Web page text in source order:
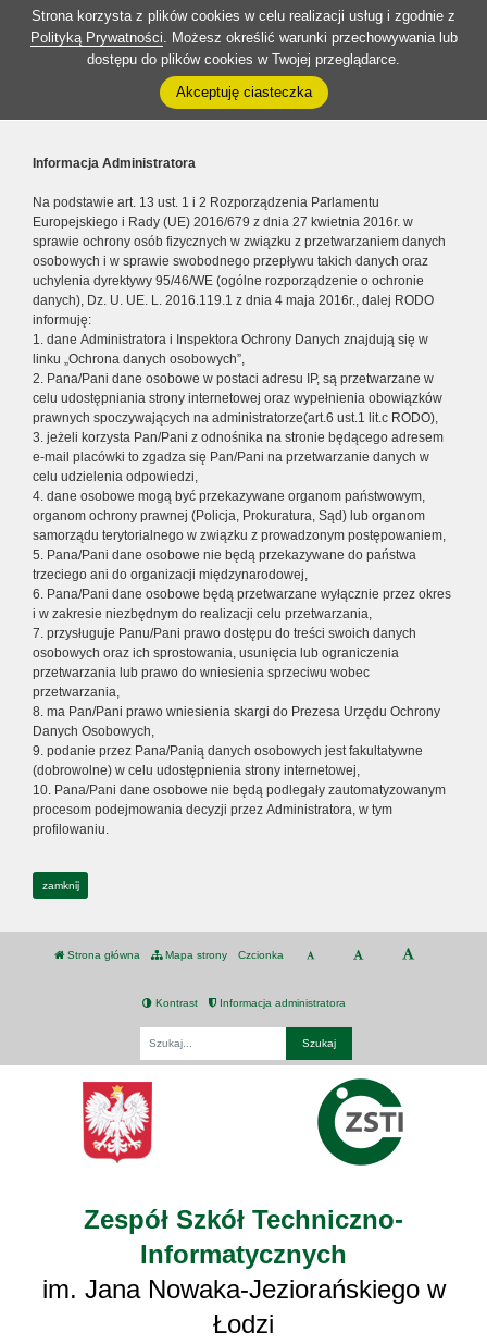
Strona korzysta z plików cookies w celu realizacji usług i zgodnie z
Polityką Prywatności. Możesz określić warunki przechowywania lub
dostępu do plików cookies w Twojej przeglądarce.
Akceptuję ciasteczka
Informacja Administratora
Na podstawie art. 13 ust. 1 i 2 Rozporządzenia Parlamentu
Europejskiego i Rady (UE) 2016/679 z dnia 27 kwietnia 2016r. w
sprawie ochrony osób fizycznych w związku z przetwarzaniem danych
osobowych i w sprawie swobodnego przepływu takich danych oraz
uchylenia dyrektywy 95/46/WE (ogólne rozporządzenie o ochronie
danych), Dz. U. UE. L. 2016.119.1 z dnia 4 maja 2016r., dalej RODO
informuję:
1. dane Administratora i Inspektora Ochrony Danych znajdują się w
linku „Ochrona danych osobowych”,
2. Pana/Pani dane osobowe w postaci adresu IP, są przetwarzane w
celu udostępniania strony internetowej oraz wypełnienia obowiązków
prawnych spoczywających na administratorze(art.6 ust.1 lit.c RODO),
3. jeżeli korzysta Pan/Pani z odnośnika na stronie będącego adresem
e-mail placówki to zgadza się Pan/Pani na przetwarzanie danych w
celu udzielenia odpowiedzi,
4. dane osobowe mogą być przekazywane organom państwowym,
organom ochrony prawnej (Policja, Prokuratura, Sąd) lub organom
samorządu terytorialnego w związku z prowadzonym postępowaniem,
5. Pana/Pani dane osobowe nie będą przekazywane do państwa
trzeciego ani do organizacji międzynarodowej,
6. Pana/Pani dane osobowe będą przetwarzane wyłącznie przez okres
i w zakresie niezbędnym do realizacji celu przetwarzania,
7. przysługuje Panu/Pani prawo dostępu do treści swoich danych
osobowych oraz ich sprostowania, usunięcia lub ograniczenia
przetwarzania lub prawo do wniesienia sprzeciwu wobec
przetwarzania,
8. ma Pan/Pani prawo wniesienia skargi do Prezesa Urzędu Ochrony
Danych Osobowych,
9. podanie przez Pana/Panią danych osobowych jest fakultatywne
(dobrowolne) w celu udostępnienia strony internetowej,
10. Pana/Pani dane osobowe nie będą podlegały zautomatyzowanym
procesom podejmowania decyzji przez Administratora, w tym
profilowaniu.
zamknij
Strona główna Mapa strony Czcionka
Kontrast Informacja administratora
Zespół Szkół Techniczno-
Informatycznych
im. Jana Nowaka-Jeziorańskiego w
Łodzi